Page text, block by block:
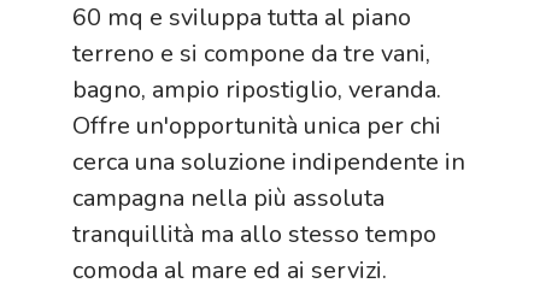
60 mq e sviluppa tutta al piano
terreno e si compone da tre vani,
bagno, ampio ripostiglio, veranda.
Offre un'opportunità unica per chi
cerca una soluzione indipendente in
campagna nella più assoluta
tranquillità ma allo stesso tempo
comoda al mare ed ai servizi.